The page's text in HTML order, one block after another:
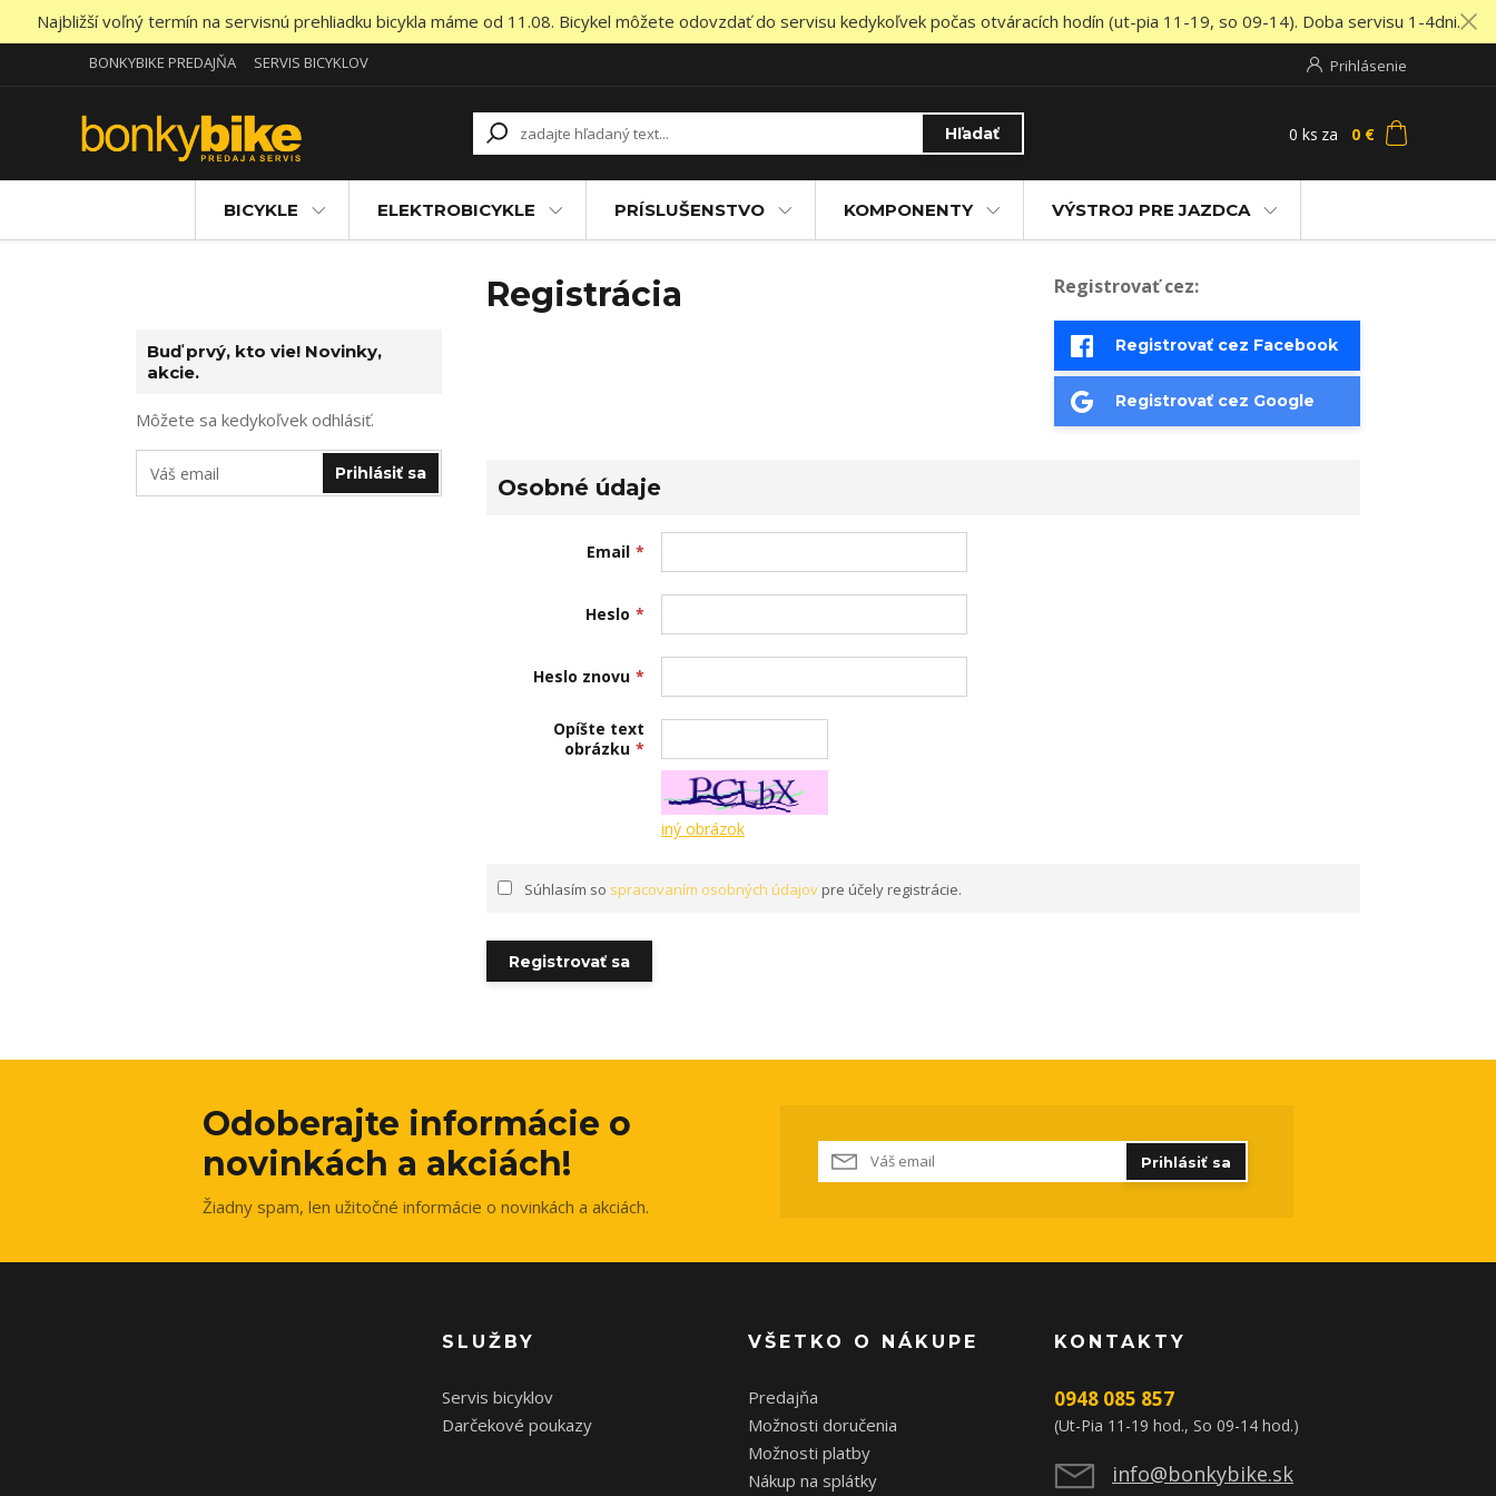
Najbližší voľný termín na servisnú prehliadku bicykla máme od 11.08. Bicykel môžete odovzdať do servisu kedykoľvek počas otváracích hodín (ut-pia 11-19, so 09-14). Doba servisu 1-4dni.
BONKYBIKE PREDAJŇA SERVIS BICYKLOV Prihlásenie
Hľadať 0 ks za 0 €
BICYKLE ELEKTROBICYKLE PRÍSLUŠENSTVO KOMPONENTY VÝSTROJ PRE JAZDCA
Buď prvý, kto vie! Novinky,
akcie.
Môžete sa kedykoľvek odhlásiť.
Prihlásiť sa
Registrácia Registrovať cez:
Registrovať cez Facebook
Registrovať cez Google
Osobné údaje
Email *
Heslo *
Heslo znovu *
Opíšte text
obrázku *
iný obrázok
Súhlasím so spracovaním osobných údajovpre účely registrácie.
Registrovať sa
Odoberajte informácie o
novinkách a akciách!
Žiadny spam, len užitočné informácie o novinkách a akciách.
Prihlásiť sa
SLUŽBY
Servis bicyklov
Darčekové poukazy
VŠETKO O NÁKUPE
Predajňa
Možnosti doručenia
Možnosti platby
Nákup na splátky
KONTAKTY
0948 085 857
(Ut-Pia 11-19 hod., So 09-14 hod.)
info@bonkybike.sk